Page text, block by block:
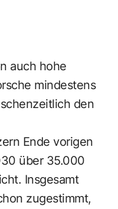
auch hohe
mindestens
den
Ende vorigen
über 35.000
Insgesamt
zugestimmt,